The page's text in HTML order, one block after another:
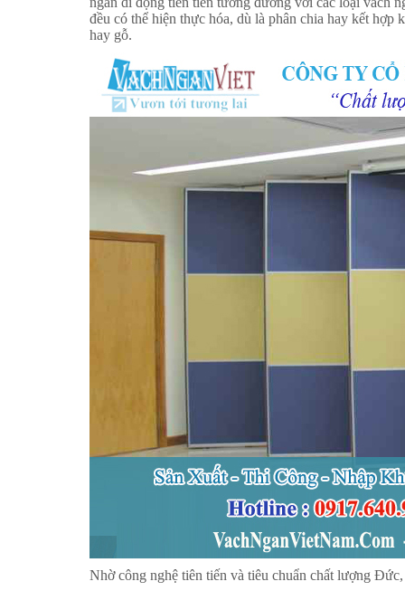
đều có thể hiện thực hóa, dù là phân chia hay kết hợp
hay gỗ.
Nhờ công nghệ tiên tiến và tiêu chuẩn chất lượng